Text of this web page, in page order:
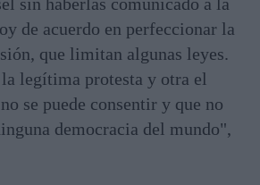
de acuerdo en perfeccionar la
que limitan algunas leyes.
la legítima protesta y otra el
se puede consentir y que no
democracia del mundo",